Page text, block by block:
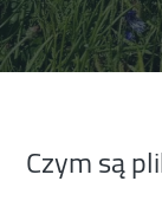
Czym są